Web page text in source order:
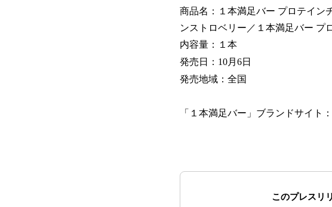
商品名：１本満足バー プロテイン
ンストロベリー／１本満足バー プ
内容量：１本
発売日：10月6日
発売地域：全国
「１本満足バー」ブランドサイト：
このプレスリ